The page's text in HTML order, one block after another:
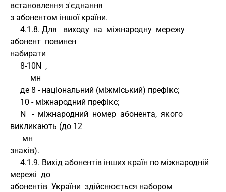
встановлення з'єднання
з абонентом іншої країни.
абонент  повинен
набирати
     8-10N  ,
          мн
     де 8 - національний (міжміський) префікс;
     10 - міжнародний префікс;
викликають (до 12
      мн
знаків).
мережі  до
абонентів  України  здійснюється набором